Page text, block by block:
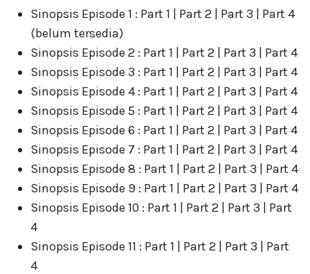
Sinopsis Episode 1 : Part 1 | Part 2 | Part 3 | Part 4
(belum tersedia)
Sinopsis Episode 2 : Part 1 | Part 2 | Part 3 | Part 4
Sinopsis Episode 3 : Part 1 | Part 2 | Part 3 | Part 4
Sinopsis Episode 4 : Part 1 | Part 2 | Part 3 | Part 4
Sinopsis Episode 5 : Part 1 | Part 2 | Part 3 | Part 4
Sinopsis Episode 6 : Part 1 | Part 2 | Part 3 | Part 4
Sinopsis Episode 7 : Part 1 | Part 2 | Part 3 | Part 4
Sinopsis Episode 8 : Part 1 | Part 2 | Part 3 | Part 4
Sinopsis Episode 9 : Part 1 | Part 2 | Part 3 | Part 4
Sinopsis Episode 10 : Part 1 | Part 2 | Part 3 | Part
4
Sinopsis Episode 11 : Part 1 | Part 2 | Part 3 | Part
4